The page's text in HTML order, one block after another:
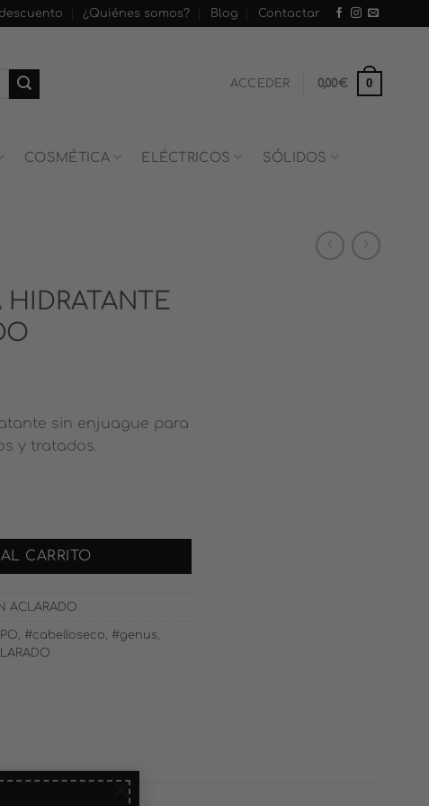
×
descuento ¿Quiénes somos? Blog Contactar
ACCEDER 0,00€ 0
COSMÉTICA ELÉCTRICOS SÓLIDOS
HIDRATANTE
sin enjuague para
y tratados.
SIN ACLARADO cantidad
CARRITO
ACLARADO
#cabelloseco #genus